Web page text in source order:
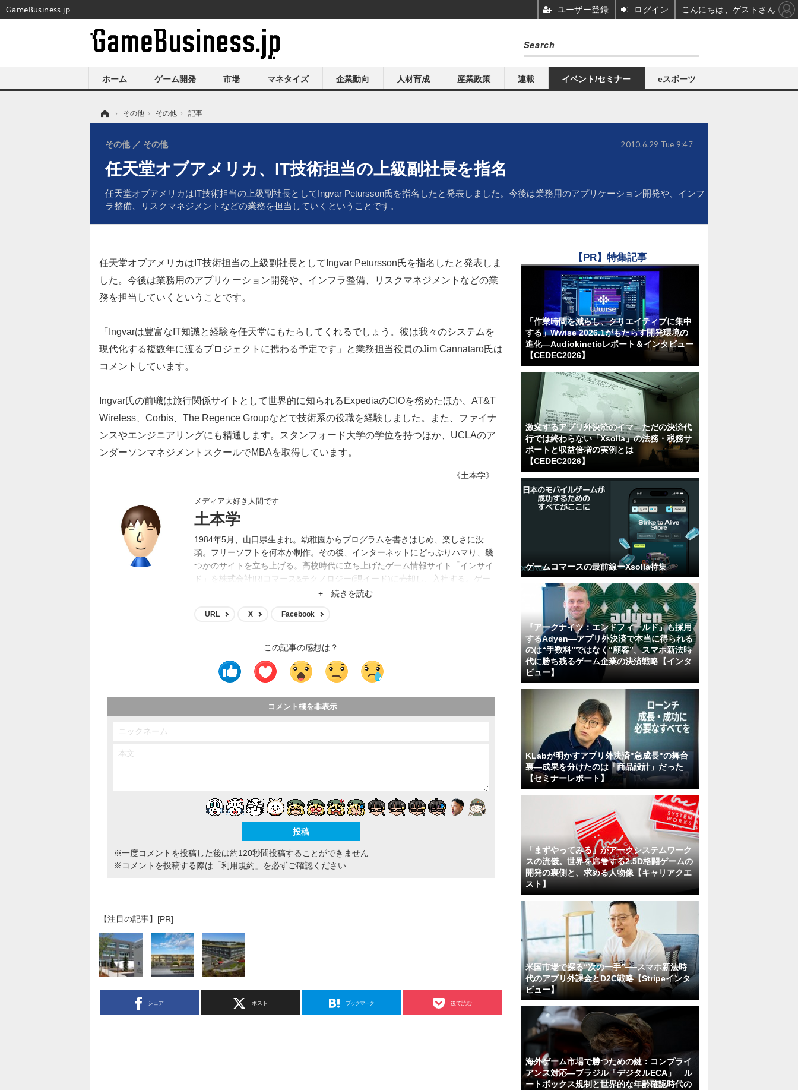
ホーム ゲーム開発 市場 マネタイズ 企業動向 人材育成 産業政策 連載 イベント/セミナー eスポーツ
› その他 › その他 › 記事
任天堂オブアメリカ、IT技術担当の上級副社長を指名
任天堂オブアメリカはIT技術担当の上級副社長としてIngvar Petursson氏を指名したと発表しました。今後は業務用のアプリケーション開発や、インフ
ラ整備、リスクマネジメントなどの業務を担当していくということです。
その他 その他 2010.6.29 Tue 9:47
任天堂オブアメリカはIT技術担当の上級副社長としてIngvar Petursson氏を指名したと発表しま
した。今後は業務用のアプリケーション開発や、インフラ整備、リスクマネジメントなどの業
務を担当していくということです。
「Ingvarは豊富なIT知識と経験を任天堂にもたらしてくれるでしょう。彼は我々のシステムを
現代化する複数年に渡るプロジェクトに携わる予定です」と業務担当役員のJim Cannataro氏は
コメントしています。
Ingvar氏の前職は旅行関係サイトとして世界的に知られるExpediaのCIOを務めたほか、AT&T
Wireless、Corbis、The Regence Groupなどで技術系の役職を経験しました。また、ファイナ
ンスやエンジニアリングにも精通します。スタンフォード大学の学位を持つほか、UCLAのア
ンダーソンマネジメントスクールでMBAを取得しています。
《土本学》
メディア大好き人間です
土本学
1984年5月、山口県生まれ。幼稚園からプログラムを書きはじめ、楽しさに没
頭。フリーソフトを何本か制作。その後、インターネットにどっぷりハマり、幾
つかのサイトを立ち上げる。高校時代に立ち上げたゲーム情報サイト「インサイ
ド」を株式会社IRIコマース&テクノロジー(現イード)に売却し、入社する。ゲー
ムやアニメ等のメディア運営、クロスワードアプリ開発、サイト立ち上げ、サイ
+ 続きを読む
URL X Facebook
この記事の感想は？
コメント欄を非表示
※一度コメントを投稿した後は約120秒間投稿することができません
※コメントを投稿する際は 「利用規約」 を必ずご確認ください
【注目の記事】[PR]
シェア ポスト ブックマーク 後で読む
【PR】特集記事
「作業時間を減らし、クリエイティブに集中
する」Wwise 2026.1がもたらす開発環境の
進化―Audiokineticレポート＆インタビュー
【CEDEC2026】
激変するアプリ外決済のイマ―ただの決済代
行では終わらない「Xsolla」の法務・税務サ
ポートと収益倍増の実例とは
【CEDEC2026】
ゲームコマースの最前線ーXsolla特集
『アークナイツ：エンドフィールド』も採用
するAdyen―アプリ外決済で本当に得られる
のは“手数料”ではなく“顧客”。スマホ新法時
代に勝ち残るゲーム企業の決済戦略【インタ
ビュー】
KLabが明かすアプリ外決済"急成長"の舞台
裏―成果を分けたのは「商品設計」だった
【セミナーレポート】
「まずやってみる」がアークシステムワーク
スの流儀。世界を席巻する2.5D格闘ゲームの
開発の裏側と、求める人物像【キャリアクエ
スト】
米国市場で探る“次の一手”──スマホ新法時
代のアプリ外課金とD2C戦略【Stripeインタ
ビュー】
海外ゲーム市場で勝つための鍵：コンプライ
アンス対応—ブラジル「デジタルECA」 ル
ートボックス規制と世界的な年齢確認時代の
GameBusiness.jp ユーザー登録 ログイン こんにちは、ゲストさん